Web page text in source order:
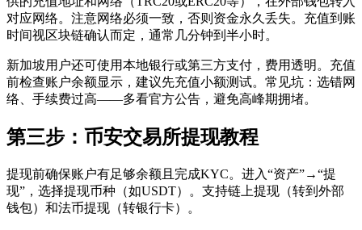
对应网络。注意网络必须一致，否则资金永久丢失。充值到账
时间视区块链确认而定，通常几分钟到半小时。
新加坡用户还可使用本地银行或第三方支付，费用透明。充值
前检查账户余额显示，建议先充值小额测试。常见坑：选错网
络、手续费过高——多看官方公告，避免高峰期拥堵。
第三步：币安交易所提现教程
提现前确保账户有足够余额且完成KYC。进入“资产”→“提
现”，选择提现币种（如USDT）。支持链上提现（转到外部
钱包）和法币提现（转银行卡）。